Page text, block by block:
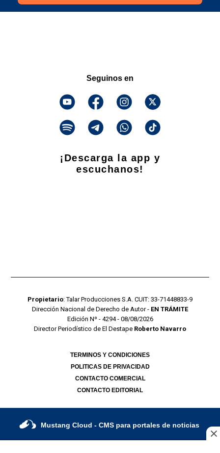
Seguinos en
¡Descarga la app y
escuchanos!
Propietario: Talar Producciones S.A. CUIT: 33-71448833-9
Dirección Nacional de Derecho de Autor - EN TRÁMITE
Edición Nº - 4294 - 08/08/2026
Director Periodístico de El Destape Roberto Navarro
TERMINOS Y CONDICIONES
POLITICAS DE PRIVACIDAD
CONTACTO COMERCIAL
CONTACTO EDITORIAL
Mustang Cloud - CMS para portales de noticias